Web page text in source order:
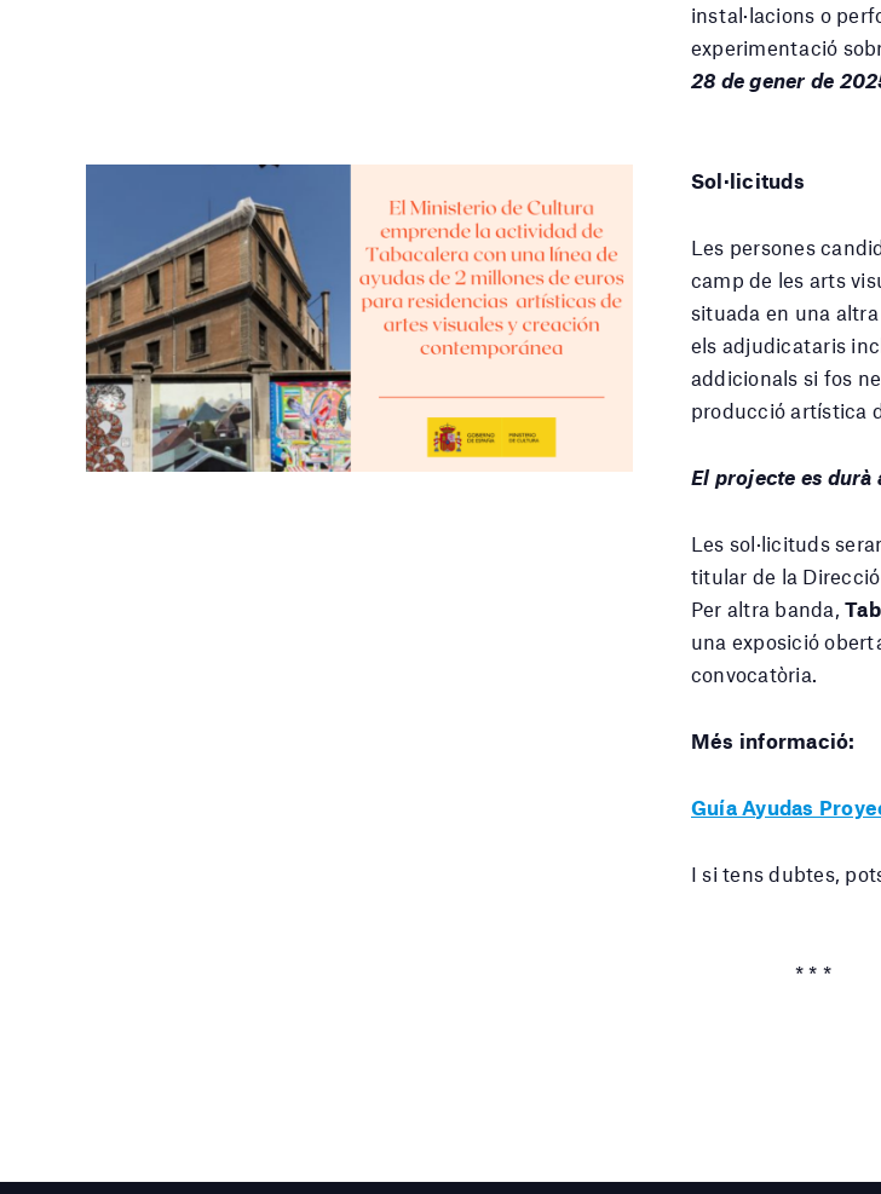
instal·lacions o
experimentació
28 de gener de
Sol·licituds
Les persones
camp de les arts
situada en una
els adjudicataris
addicionals si fos
producció artística
El projecte es durà
Les sol·licituds
titular de la
Per altra banda,
una exposició
convocatòria.
Més informació:
Guía Ayudas
I si tens dubtes,
* * *